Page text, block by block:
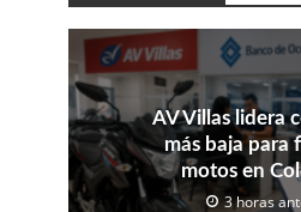
AV Villas lidera
más baja para
motos en
3 horas